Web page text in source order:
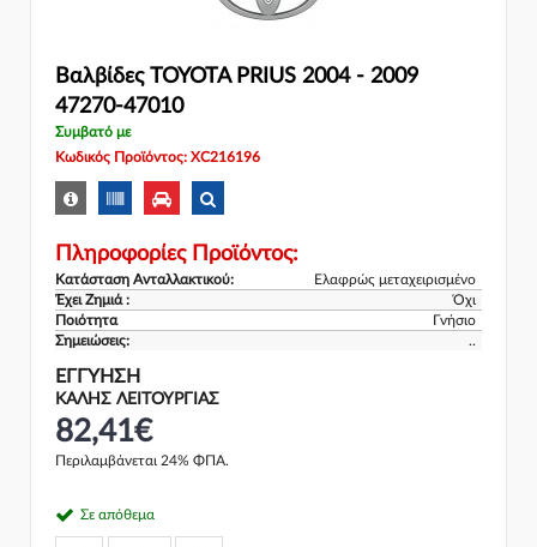
Βαλβίδες TOYOTA PRIUS 2004 - 2009
47270-47010
Συμβατό με
Κωδικός Προϊόντος: XC216196
Πληροφορίες Προϊόντος:
Κατάσταση Ανταλλακτικού:
Ελαφρώς μεταχειρισμένο
Έχει Ζημιά :
Όχι
Ποιότητα
Γνήσιο
Σημειώσεις:
..
ΕΓΓΎΗΣΗ
ΚΑΛΗΣ ΛΕΙΤΟΥΡΓΙΑΣ
82,41€
Περιλαμβάνεται 24% ΦΠΑ.
Σε απόθεμα